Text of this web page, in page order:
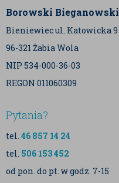
Borowski Bieganowski
Bieniewiec ul. Katowicka 9
96-321 Żabia Wola
NIP 534-000-36-03
REGON 011060309
Pytania?
tel. 46 857 14 24
tel. 506 153 452
od pon. do pt. w godz. 7-15